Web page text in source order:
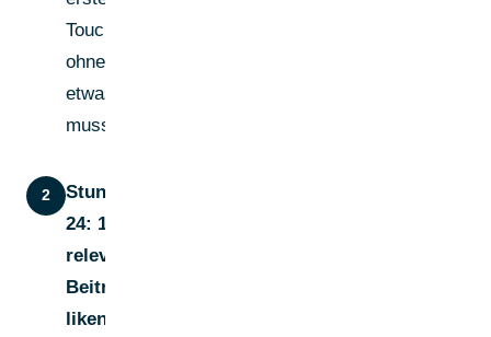
Touchpoint —
ohne dass du
etwas schreiben
musstest.
2
Stunde 0–
24: 1–2
relevante
Beiträge
liken